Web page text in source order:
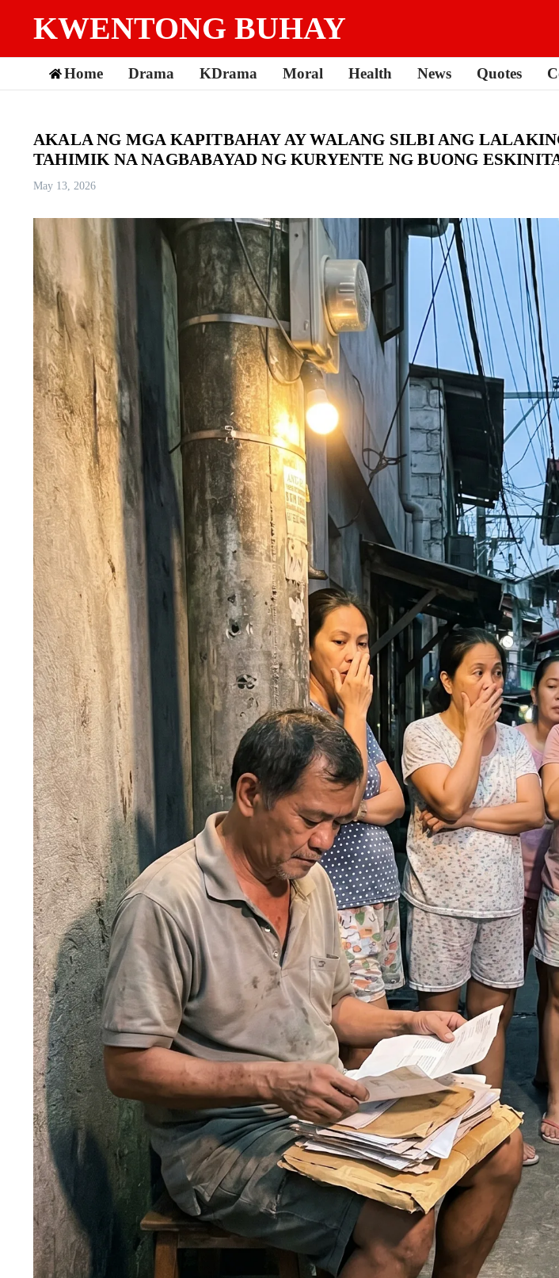
KWENTONG BUHAY
Home Drama KDrama Moral Health News Quotes
AKALA NG MGA KAPITBAHAY AY WALANG SILBI ANG
TAHIMIK NA NAGBABAYAD NG KURYENTE NG BUONG
May 13, 2026